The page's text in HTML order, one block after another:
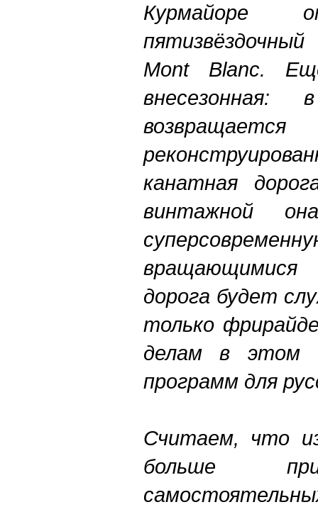
Курмайоре
Mont Blanc.
канатная
винтажной
дорога будет
только
делам в этом
программ для
Считаем, что
больше